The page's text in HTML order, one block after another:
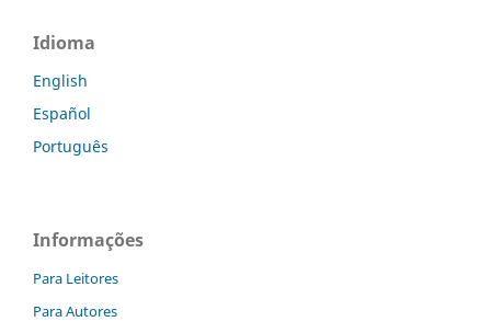
Idioma
English
Español
Português
Informações
Para Leitores
Para Autores